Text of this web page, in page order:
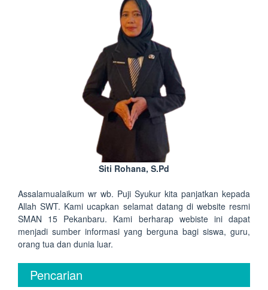
Siti Rohana, S.Pd
Assalamualaikum wr wb. Puji Syukur kita panjatkan kepada
Allah SWT. Kami ucapkan selamat datang di website resmi
SMAN 15 Pekanbaru. Kami berharap webiste ini dapat
menjadi sumber informasi yang berguna bagi siswa, guru,
orang tua dan dunia luar.
Pencarian